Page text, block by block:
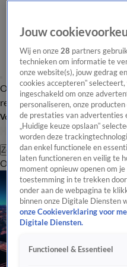
Overzicht Laatste nieuws
redactie
Volg Hart van Nederland
Zoeken
OverzichtRegioUitzendingen
Jouw
Wij en onze28 partners
technieken om informatie te
onze website(s), jouw gedrag
cookies accepteren”
ingeschakeld om onze
personaliseren, onze
de prestaties van advertenties
„Huidige keuze opslaan”
worden deze
dan enkel functionele en
laten functioneren en veilig te
moment opnieuw openen om
toestemming in te trekken
onder aan de webpagina te
binnen onze Digitale Diensten
onze Cookieverklaring voor
Digitale Diensten.
Functioneel & Essentieel